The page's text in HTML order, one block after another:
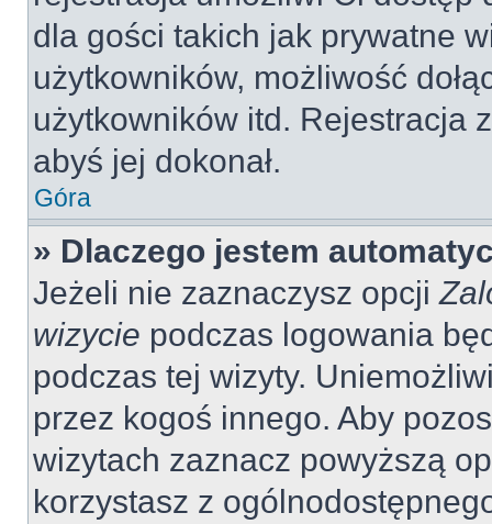
dla gości takich jak prywatne
użytkowników, możliwość
użytkowników itd. Rejestracja
abyś jej dokonał.
Góra
» Dlaczego jestem
Jeżeli nie zaznaczysz opcji
wizycie podczas logowania
podczas tej wizyty.
przez kogoś innego. Aby
wizytach zaznacz powyższą
korzystasz z